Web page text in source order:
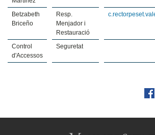
Betzabeth
Briceño
Resp.
Menjador i
Restauració
Control
d'Accessos
Seguretat